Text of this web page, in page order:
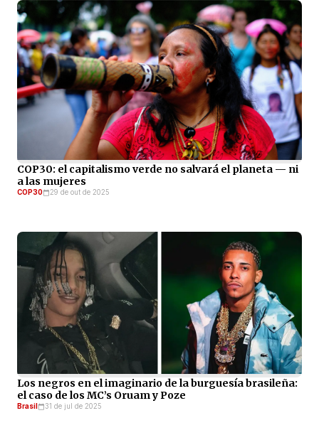
COP30: el capitalismo verde no salvará el planeta — ni
a las mujeres
COP30 29 de out de 2025
Los negros en el imaginario de la burguesía brasileña:
el caso de los MC’s Oruam y Poze
Brasil 31 de jul de 2025